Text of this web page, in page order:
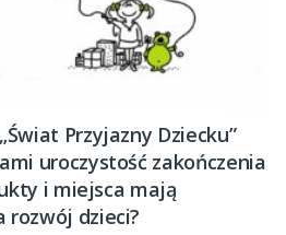
Przyjazny Dziecku”
uroczystość zakończenia
i miejsca mają
rozwój dzieci?